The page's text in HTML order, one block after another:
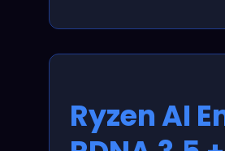
Ryzen AI